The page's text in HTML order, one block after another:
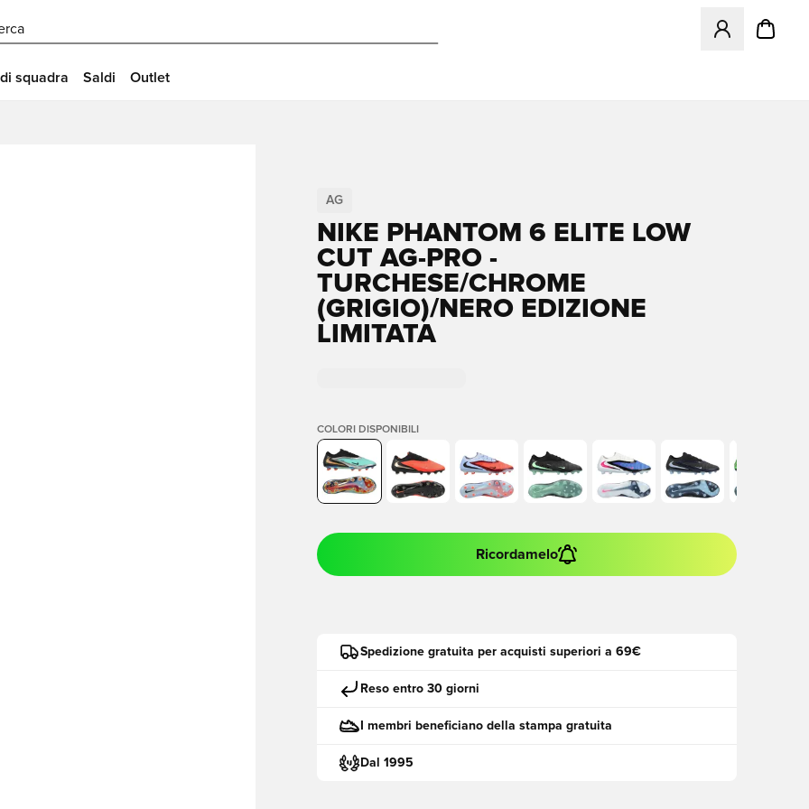
Apre una
squadra Saldi Outlet
AG
NIKE PHANTOM 6 ELITE LOW
CUT AG-PRO -
TURCHESE/CHROME
(GRIGIO)/NERO EDIZIONE
LIMITATA
COLORI DISPONIBILI
Ricordamelo
Spedizione gratuita per acquisti superiori a 69€
Reso entro 30 giorni
I membri beneficiano della stampa gratuita
Dal 1995